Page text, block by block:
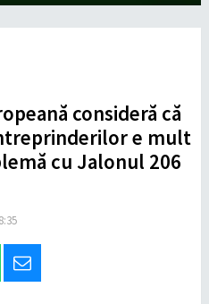
consideră că
e mult
cu Jalonul 206